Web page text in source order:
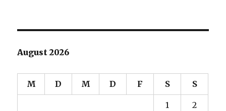
August 2026
M D M D F S S
1 2